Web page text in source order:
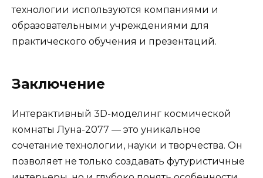
технологии используются компаниями и
образовательными учреждениями для
практического обучения и презентаций.
Заключение
Интерактивный 3D-моделинг космической
комнаты Луна-2077 — это уникальное
сочетание технологии, науки и творчества. Он
позволяет не только создавать футуристичные